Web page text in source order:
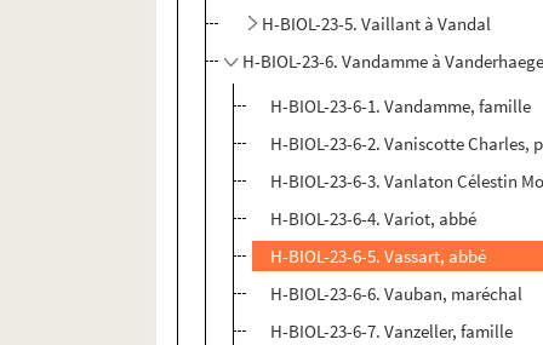
H-BIOL-23-5. Vaillant à Vandal
H-BIOL-23-6. Vandamme à
H-BIOL-23-6-1. Vandamme, famille
H-BIOL-23-6-2. Vaniscotte Charles,
H-BIOL-23-6-3. Vanlaton Célestin
H-BIOL-23-6-4. Variot, abbé
H-BIOL-23-6-5. Vassart, abbé
H-BIOL-23-6-6. Vauban, maréchal
H-BIOL-23-6-7. Vanzeller, famille